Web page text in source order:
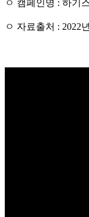
ㅇ 캠페인명 : 하기
ㅇ 자료출처 : 2022